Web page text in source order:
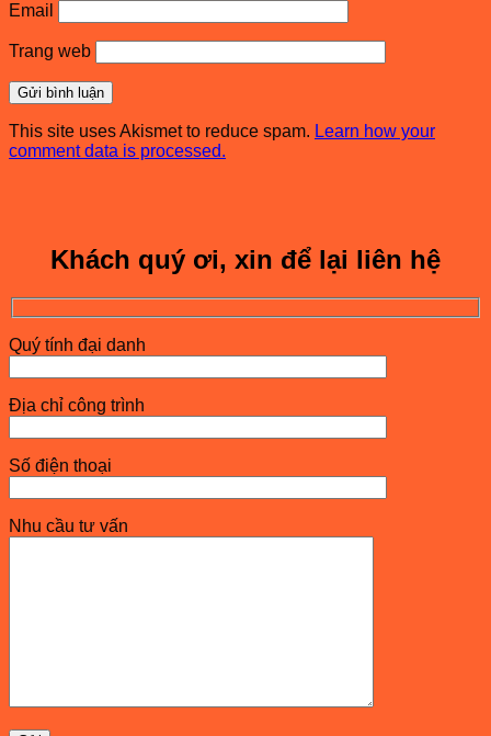
Email
Trang web
This site uses Akismet to reduce spam. Learn how your
comment data is processed.
Khách quý ơi, xin để lại liên hệ
Quý tính đại danh
Địa chỉ công trình
Số điện thoại
Nhu cầu tư vấn